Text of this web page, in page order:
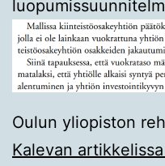
Oulun yliopiston
Kalevan